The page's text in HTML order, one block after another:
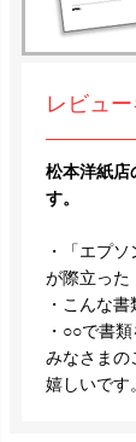
レビュ
松本洋紙店
す。
・「エプ
が際立った
・こんな
・○○で書
みなさまの
嬉しいです。